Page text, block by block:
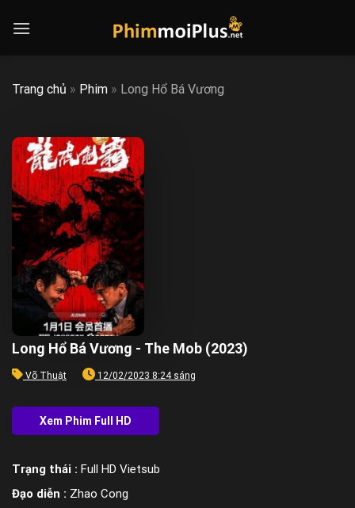
Trang chủ » Phim » Long Hổ Bá Vương
Long Hổ Bá Vương - The Mob (2023)
Võ Thuật 12/02/2023 8:24 sáng
Trạng thái : Full HD Vietsub
Đạo diễn : Zhao Cong